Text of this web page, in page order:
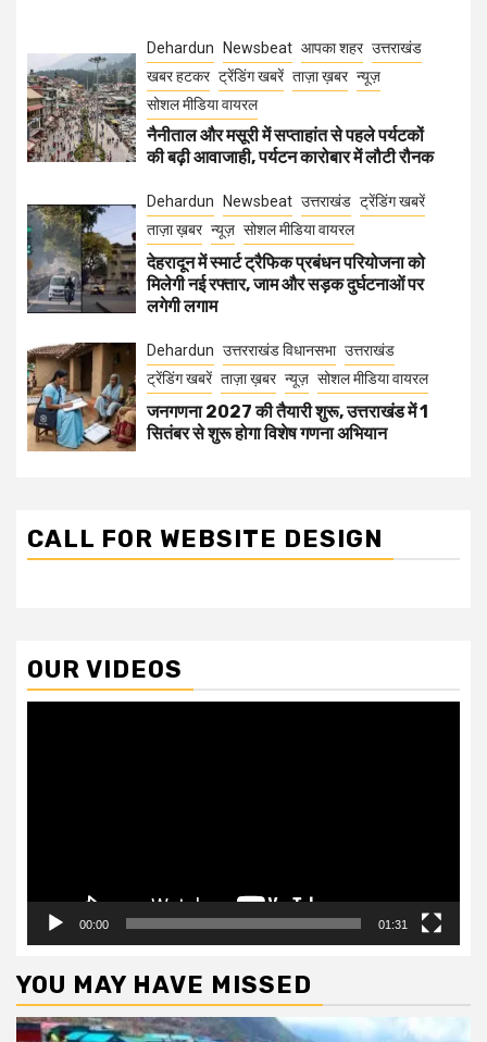
Dehardun Newsbeat आपका शहर उत्तराखंड
खबर हटकर ट्रेंडिंग खबरें ताज़ा ख़बर न्यूज़
सोशल मीडिया वायरल
नैनीताल और मसूरी में सप्ताहांत से पहले पर्यटकों
की बढ़ी आवाजाही, पर्यटन कारोबार में लौटी रौनक
Dehardun Newsbeat उत्तराखंड ट्रेंडिंग खबरें
ताज़ा ख़बर न्यूज़ सोशल मीडिया वायरल
देहरादून में स्मार्ट ट्रैफिक प्रबंधन परियोजना को
मिलेगी नई रफ्तार, जाम और सड़क दुर्घटनाओं पर
लगेगी लगाम
Dehardun उत्तरराखंड विधानसभा उत्तराखंड
ट्रेंडिंग खबरें ताज़ा ख़बर न्यूज़ सोशल मीडिया वायरल
जनगणना 2027 की तैयारी शुरू, उत्तराखंड में 1
सितंबर से शुरू होगा विशेष गणना अभियान
CALL FOR WEBSITE DESIGN
OUR VIDEOS
00:00 01:31
YOU MAY HAVE MISSED